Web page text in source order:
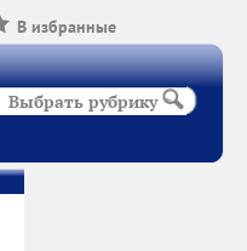
В избранные
Выбрать рубрику